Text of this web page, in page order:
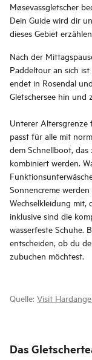
Møsevassgletscher
Dein Guide wird dir
dieses Gebiet
Nach der
Paddeltour an sich
endet in Rosendal
Gletschersee hin und
Unterer Altersgrenze
passt für alle mit
dem Schnellboot,
kombiniert werden.
Sonnencreme
Wechselkleidung mit,
inklusive sind die
wasserfeste Schuhe.
entscheiden, ob du
zubuchen möchtest.
Quelle: Visit
Das